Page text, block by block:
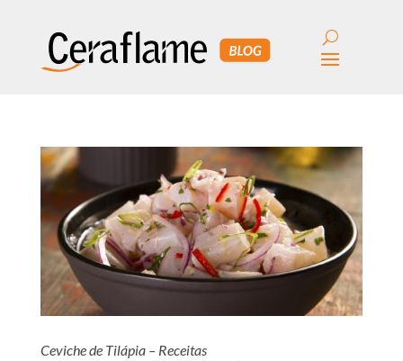
Ceviche de Tilápia – Receitas